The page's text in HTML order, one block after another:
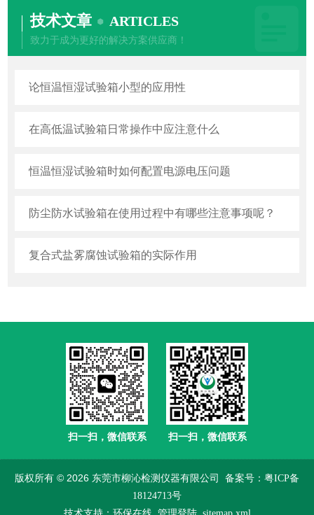
技术文章 ARTICLES
致力于成为更好的解决方案供应商！
论恒温恒湿试验箱小型的应用性
在高低温试验箱日常操作中应注意什么
恒温恒湿试验箱时如何配置电源电压问题
防尘防水试验箱在使用过程中有哪些注意事项呢？
复合式盐雾腐蚀试验箱的实际作用
扫一扫，微信联系 扫一扫，微信联系
版权所有 © 2026 东莞市柳沁检测仪器有限公司 备案号：粤ICP备
18124713号